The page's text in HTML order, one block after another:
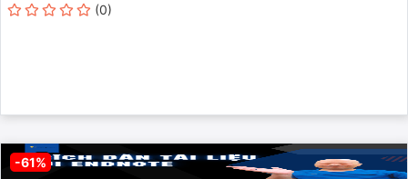
(0)
-61%